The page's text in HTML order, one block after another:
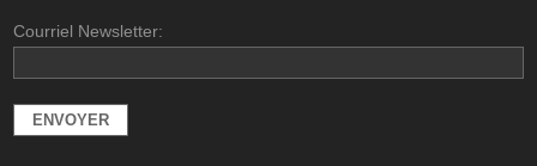
Courriel Newsletter: